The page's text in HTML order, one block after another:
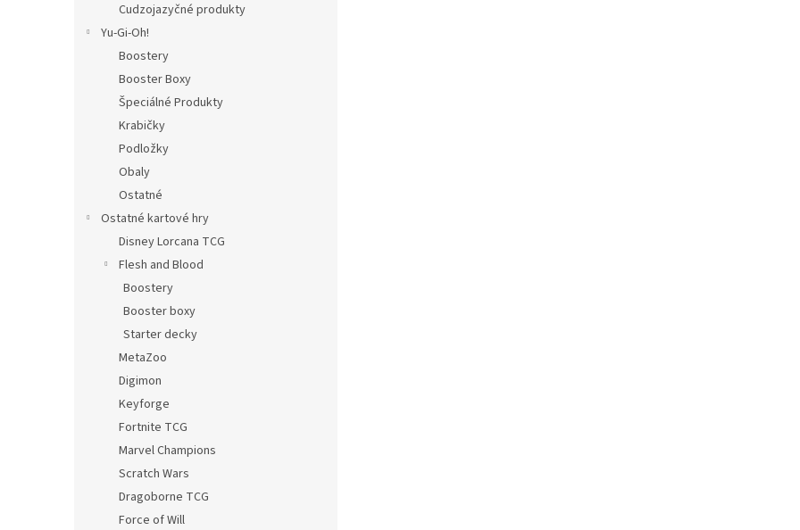
Cudzojazyčné produkty
Yu-Gi-Oh!
Boostery
Booster Boxy
Špeciálné Produkty
Krabičky
Podložky
Obaly
Ostatné
Ostatné kartové hry
Disney Lorcana TCG
Flesh and Blood
Boostery
Booster boxy
Starter decky
MetaZoo
Digimon
Keyforge
Fortnite TCG
Marvel Champions
Scratch Wars
Dragoborne TCG
Force of Will